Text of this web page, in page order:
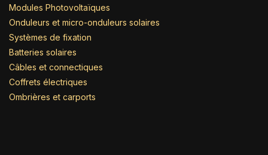
Modules Photovoltaïques
Onduleurs et micro-onduleurs solaires
Systèmes de fixation
Batteries solaires
Câbles et connectiques
Coffrets électriques
Ombrières et carports